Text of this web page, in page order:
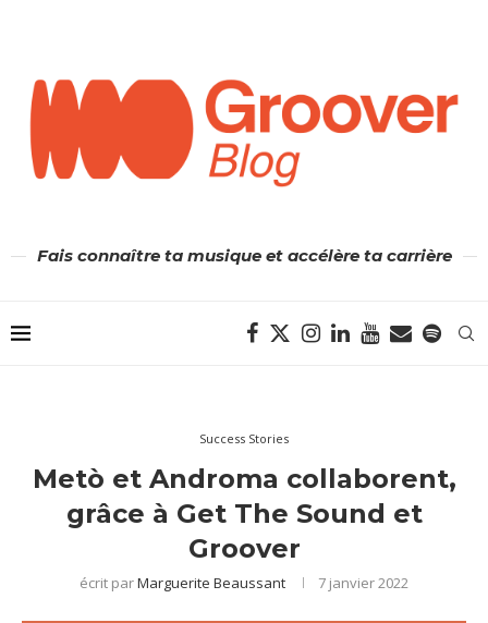
Fais connaître ta musique et accélère ta carrière
Success Stories
Metò et Androma collaborent,
grâce à Get The Sound et
Groover
écrit parMarguerite Beaussant 7 janvier 2022